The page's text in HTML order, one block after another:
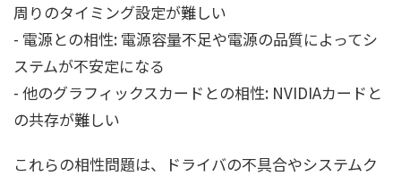
周りのタイミング設定が難しい
- 電源との相性: 電源容量不足や電源の品質によってシ
ステムが不安定になる
- 他のグラフィックスカードとの相性: NVIDIAカードと
の共存が難しい
これらの相性問題は、ドライバの不具合やシステムク